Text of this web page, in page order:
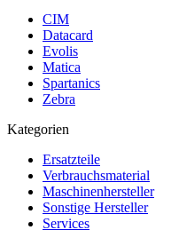
CIM
Datacard
Evolis
Matica
Spartanics
Zebra
Kategorien
Ersatzteile
Verbrauchsmaterial
Maschinenhersteller
Sonstige Hersteller
Services